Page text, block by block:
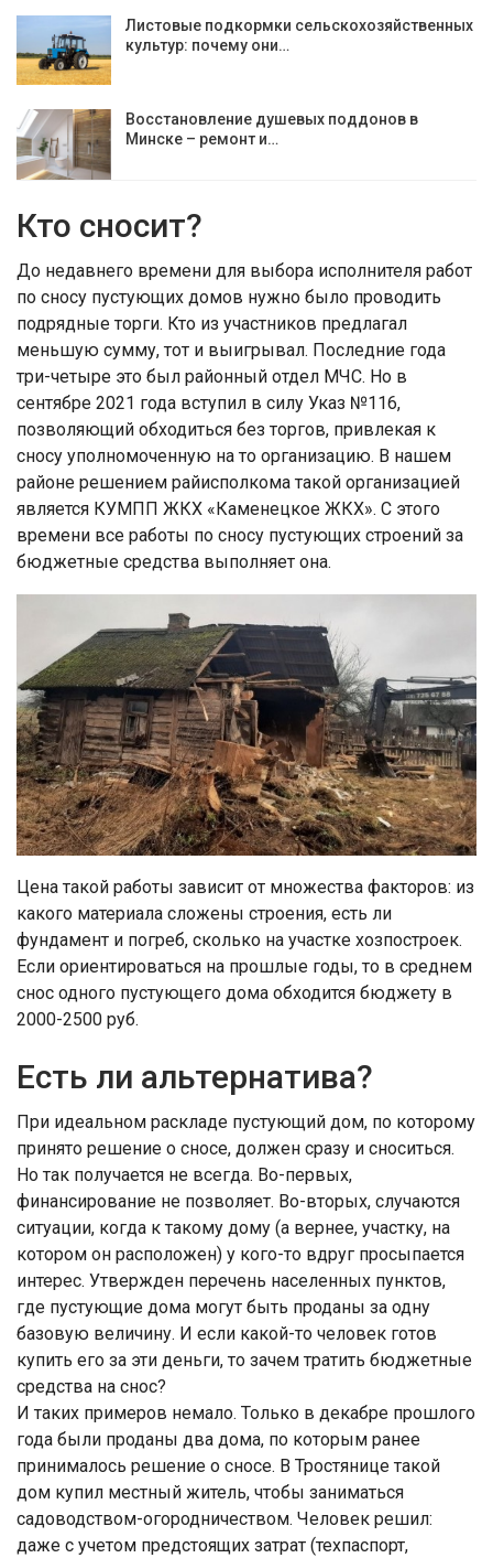
Листовые подкормки сельскохозяйственных
культур: почему они…
Восстановление душевых поддонов в
Минске – ремонт и…
Кто сносит?
До недавнего времени для выбора исполнителя работ
по сносу пустующих домов нужно было проводить
подрядные торги. Кто из участников предлагал
меньшую сумму, тот и выигрывал. Последние года
три-четыре это был районный отдел МЧС. Но в
сентябре 2021 года вступил в силу Указ №116,
позволяющий обходиться без торгов, привлекая к
сносу уполномоченную на то организацию. В нашем
районе решением райисполкома такой организацией
является КУМПП ЖКХ «Каменецкое ЖКХ». С этого
времени все работы по сносу пустующих строений за
бюджетные средства выполняет она.
Цена такой работы зависит от множества факторов: из
какого материала сложены строения, есть ли
фундамент и погреб, сколько на участке хозпостроек.
Если ориентироваться на прошлые годы, то в среднем
снос одного пустующего дома обходится бюджету в
2000-2500 руб.
Есть ли альтернатива?
При идеальном раскладе пустующий дом, по которому
принято решение о сносе, должен сразу и сноситься.
Но так получается не всегда. Во-пер­вых,
финансирование не позволяет. Во-вторых, случаются
ситуации, когда к такому дому (а вернее, участку, на
котором он расположен) у кого-то вдруг просыпается
интерес. Утвержден перечень населенных пунктов,
где пустующие дома могут быть проданы за одну
базовую величину. И если какой-то человек готов
купить его за эти деньги, то зачем тратить бюджетные
средства на снос?
И таких примеров немало. Только в декабре прошлого
года были проданы два дома, по которым ранее
принималось решение о сносе. В Трос­тянице такой
дом купил местный житель, чтобы заниматься
садоводством-огородничеством. Человек решил:
даже с учетом предстоящих затрат (техпаспорт,